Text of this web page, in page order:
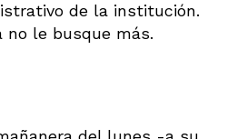
de la institución.
no le busque más.